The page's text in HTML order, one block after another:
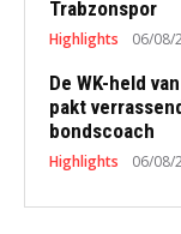
Trabzonspor
Highlights 06/08/
De WK-held
pakt
bondscoach
Highlights 06/08/